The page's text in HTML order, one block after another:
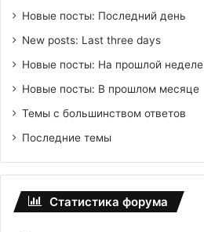
Новые посты: Последний день
New posts: Last three days
Новые посты: На прошлой неделе
Новые посты: В прошлом месяце
Темы с большинством ответов
Последние темы
Статистика форума